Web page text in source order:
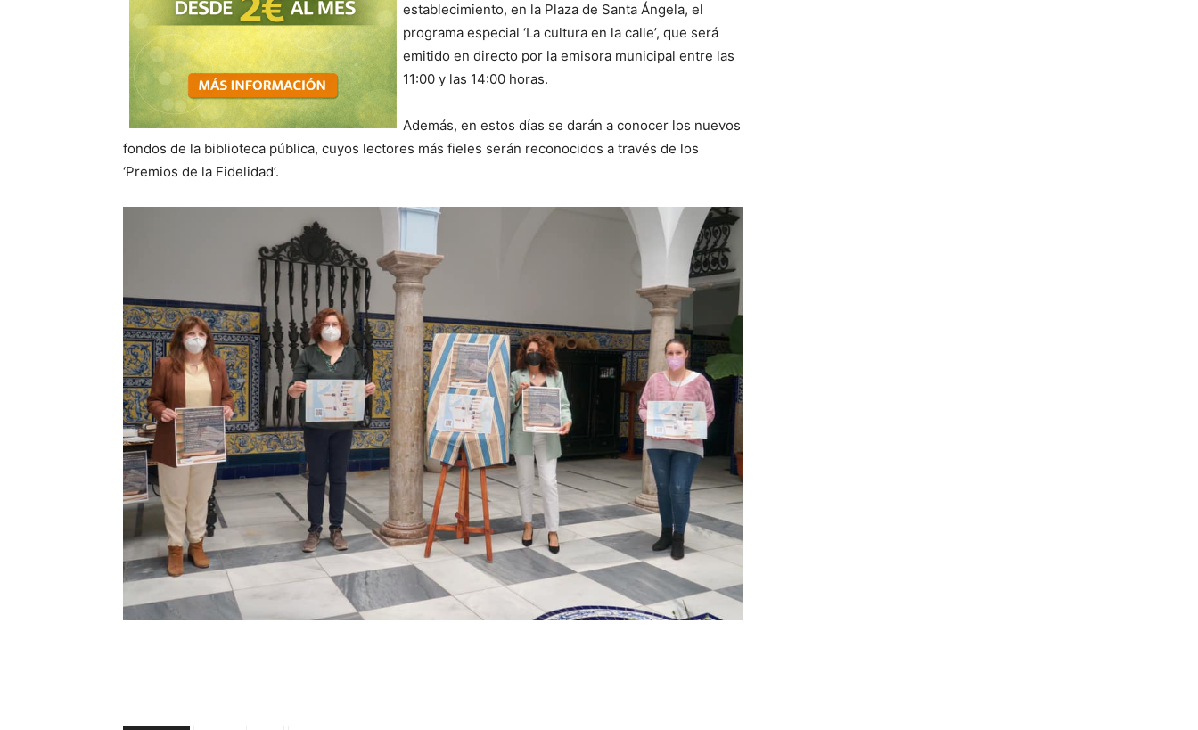
establecimiento, en la Plaza de Santa Ángela, el
programa especial ‘La cultura en la calle’, que será
emitido en directo por la emisora municipal entre las
11:00 y las 14:00 horas.
Además, en estos días se darán a conocer los nuevos
fondos de la biblioteca pública, cuyos lectores más fieles serán reconocidos a través de los
‘Premios de la Fidelidad’.